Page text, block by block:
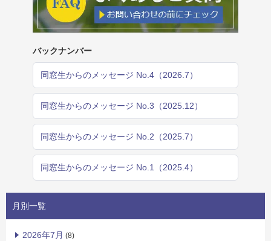
バックナンバー
同窓生からのメッセージ No.4（2026.7）
同窓生からのメッセージ No.3（2025.12）
同窓生からのメッセージ No.2（2025.7）
同窓生からのメッセージ No.1（2025.4）
月別一覧
2026年7月 (8)